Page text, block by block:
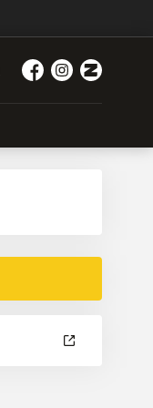
FacebookInstagramZonerama